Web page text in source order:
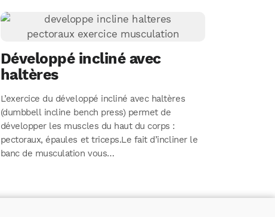
Développé incliné avec
haltères
L’exercice du développé incliné avec haltères
(dumbbell incline bench press) permet de
développer les muscles du haut du corps :
pectoraux, épaules et triceps.Le fait d’incliner le
banc de musculation vous…